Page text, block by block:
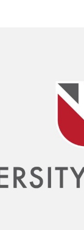
Foundation Summer
Λυκείου)
– Τμήματα
Κέντρο